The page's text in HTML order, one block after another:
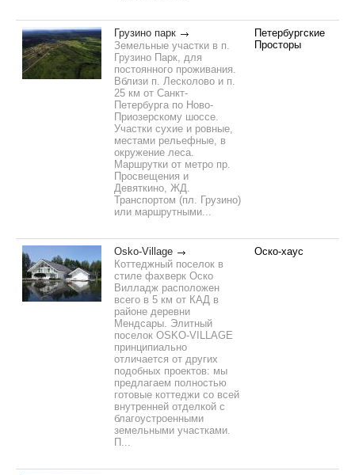
Грузино парк
Земельные участки в п.
Грузино Парк, для
постоянного проживания.
Вблизи п. Лесколово и п.
25 км от Санкт-
Петербурга по Ново-
Приозерскому шоссе.
Участки сухие и ровные,
местами рельефные, в
окружение леса.
Маршрутки от метро пр.
Просвещения и
Девяткино, ЖД.
Транспортом (пл. Грузино)
или маршрутными...
Петербургские
Просторы
Osko-Village
Коттеджный поселок в
стиле фахверк Оско
Вилладж расположен
всего в 5 км от КАД в
районе деревни
Мендсары. Элитный
поселок OSKO-VILLAGE
принципиально
отличается от других
подобных проектов: мы
предлагаем полностью
готовые коттеджи со всей
внутренней отделкой с
благоустроенными
земельными участками.
П...
Оско-хаус